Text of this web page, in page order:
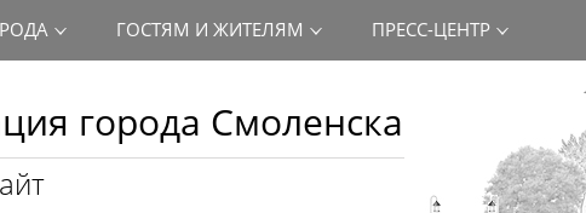
города Смоленска
ГОСТЯМ И ЖИТЕЛЯМ ПРЕСС-ЦЕНТР